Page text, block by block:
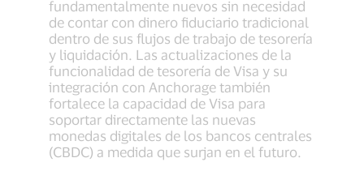
fundamentalmente nuevos sin necesidad
de contar con dinero fiduciario tradicional
dentro de sus flujos de trabajo de tesorería
y liquidación. Las actualizaciones de la
funcionalidad de tesorería de Visa y su
integración con Anchorage también
fortalece la capacidad de Visa para
soportar directamente las nuevas
monedas digitales de los bancos centrales
(CBDC) a medida que surjan en el futuro.